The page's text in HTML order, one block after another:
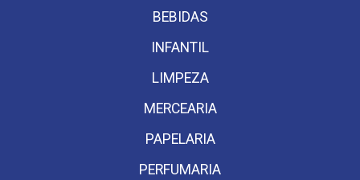
BEBIDAS
INFANTIL
LIMPEZA
MERCEARIA
PAPELARIA
PERFUMARIA